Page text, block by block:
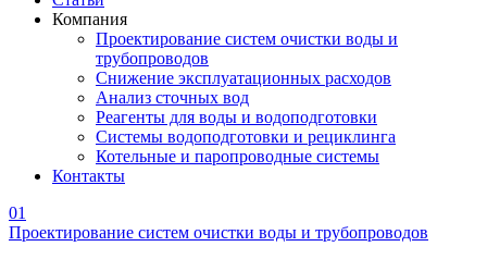
Компания
Проектирование систем очистки воды и
трубопроводов
Снижение эксплуатационных расходов
Анализ сточных вод
Реагенты для воды и водоподготовки
Системы водоподготовки и рециклинга
Котельные и паропроводные системы
Контакты
01
Проектирование систем очистки воды и трубопроводов